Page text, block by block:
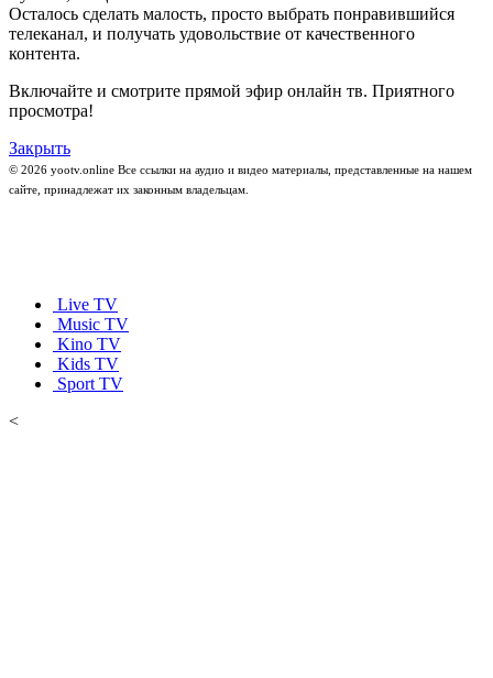
Осталось сделать малость, просто выбрать понравившийся
телеканал, и получать удовольствие от качественного
контента.
Включайте и смотрите прямой эфир онлайн тв. Приятного
просмотра!
Закрыть
© 2026 yootv.online Все ссылки на аудио и видео материалы, представленные на нашем
сайте, принадлежат их законным владельцам.
Live TV
Music TV
Kino TV
Kids TV
Sport TV
<